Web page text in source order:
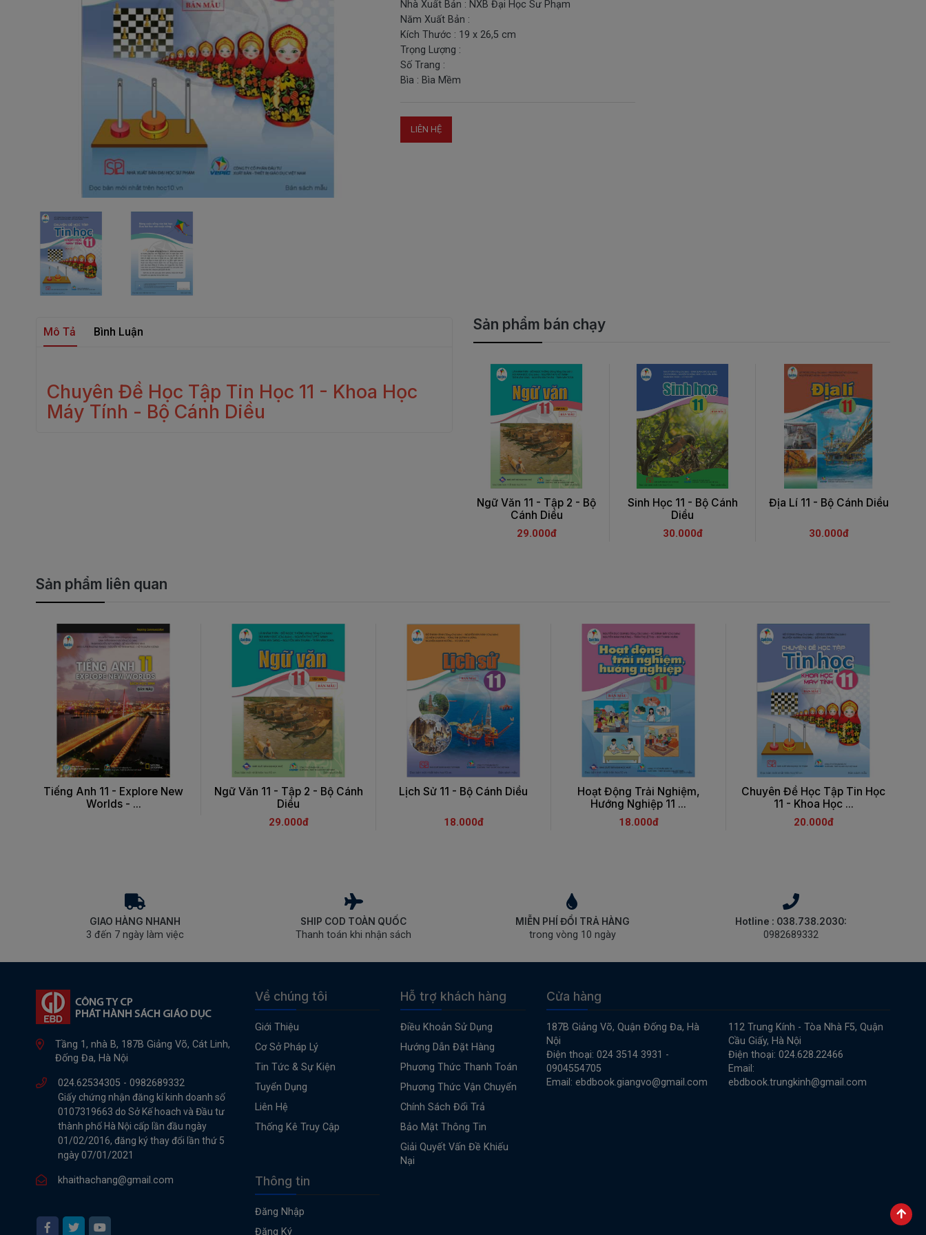
Nhà Xuất Bản : NXB Đại Học Sư Phạm
Năm Xuất Bản :
Kích Thước : 19 x 26,5 cm
Trọng Lượng :
Số Trang :
Bìa : Bìa Mềm
LIÊN HỆ
Mô Tả Bình Luận
Chuyên Đề Học Tập Tin Học 11 - Khoa Học
Máy Tính - Bộ Cánh Diều
Sản phẩm bán chạy
Ngữ Văn 11 - Tập 2 - Bộ
Cánh Diều
29.000đ
Sinh Học 11 - Bộ Cánh
Diều
30.000đ
Địa Lí 11 - Bộ Cánh Diều
30.000đ
Sản phẩm liên quan
Tiếng Anh 11 - Explore New
Worlds - ...
Ngữ Văn 11 - Tập 2 - Bộ Cánh
Diều
29.000đ
Lịch Sử 11 - Bộ Cánh Diều
18.000đ
Hoạt Động Trải Nghiệm,
Hướng Nghiệp 11 ...
18.000đ
Chuyên Đề Học Tập Tin Học
11 - Khoa Học ...
20.000đ
GIAO HÀNG NHANH
3 đến 7 ngày làm việc
SHIP COD TOÀN QUỐC
Thanh toán khi nhận sách
MIỄN PHÍ ĐỔI TRẢ HÀNG
trong vòng 10 ngày
Hotline : 038.738.2030:
0982689332
Tầng 1, nhà B, 187B Giảng Võ, Cát Linh,
Đống Đa, Hà Nội
024.62534305 - 0982689332
Giấy chứng nhận đăng kí kinh doanh số
0107319663 do Sở Kế hoach và Đầu tư
thành phố Hà Nội cấp lần đầu ngày
01/02/2016, đăng ký thay đổi lần thứ 5
ngày 07/01/2021
khaithachang@gmail.com
Về chúng tôi
Giới Thiệu
Cơ Sở Pháp Lý
Tin Tức & Sự Kiện
Tuyển Dụng
Liên Hệ
Thống Kê Truy Cập
Hỗ trợ khách hàng
Điều Khoản Sử Dụng
Hướng Dẫn Đặt Hàng
Phương Thức Thanh Toán
Phương Thức Vận Chuyển
Chính Sách Đổi Trả
Bảo Mật Thông Tin
Giải Quyết Vấn Đề Khiếu
Nại
Thông tin
Đăng Nhập
Đăng Ký
Cửa hàng
187B Giảng Võ, Quận Đống Đa, Hà
Nội
Điện thoại: 024 3514 3931 -
0904554705
Email: ebdbook.giangvo@gmail.com
112 Trung Kính - Tòa Nhà F5, Quận
Cầu Giấy, Hà Nội
Điện thoại: 024.628.22466
Email:
ebdbook.trungkinh@gmail.com